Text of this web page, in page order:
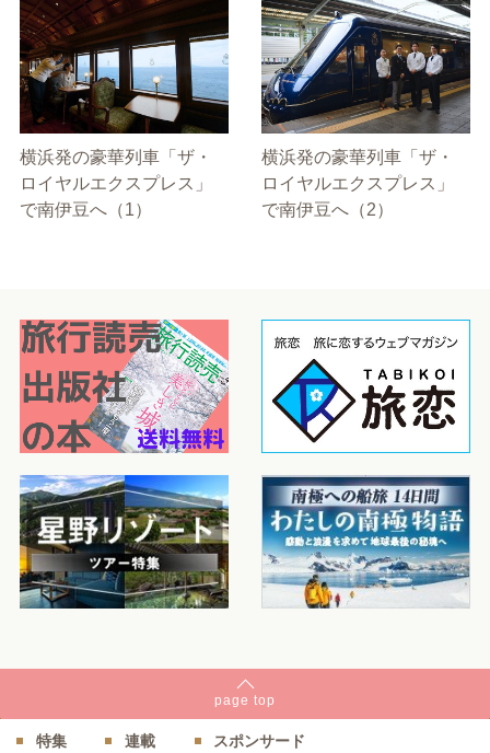
横浜発の豪華列車「ザ・
ロイヤルエクスプレス」
で南伊豆へ（1）
横浜発の豪華列車「ザ・
ロイヤルエクスプレス」
で南伊豆へ（2）
page top
特集 連載 スポンサード